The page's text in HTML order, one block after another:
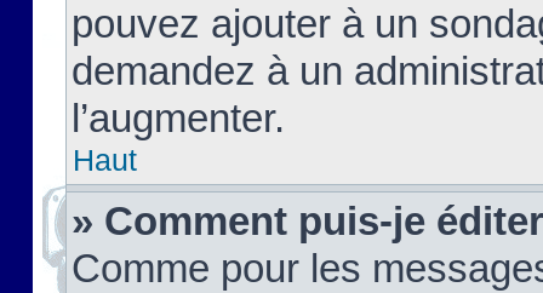
pouvez ajouter à un
demandez à un
l’augmenter.
Haut
» Comment puis-je
Comme pour les